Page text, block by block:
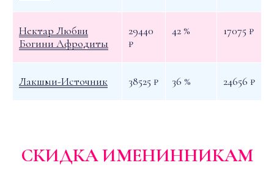
Нектар Любви
Богини Афродиты
29440
₽
42 % 17075 ₽
Лакшми-Источник 38525 ₽ 36 % 24656 ₽
СКИДКА ИМЕНИННИКАМ